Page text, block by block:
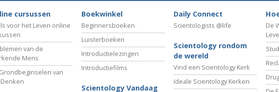
cursussen
voor het Leven online
van de
Mens
van
Boekwinkel
Beginnersboeken
Luisterboeken
Introductielezingen
Introductiefilms
Scientology Vandaag
Daily Connect
Scientologists @life
Scientology rondom
de wereld
Vind een Scientology Kerk
Ideale Scientology Kerken
De